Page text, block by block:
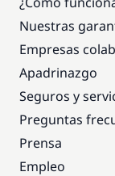
Nuestras
Empresas
Apadrinazgo
Seguros y
Preguntas
Prensa
Empleo